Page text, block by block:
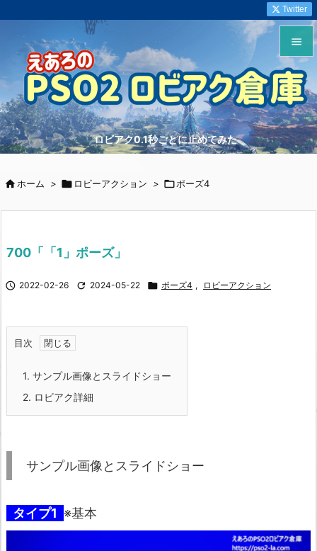
ロビアク0.1秒ごとに止めてみた


メニュ

サイド


Twitter
 ホーム >  ロビーアクション > ポーズ4
700「「1」ポーズ」
 2022-02-26  2024-05-22  ポーズ4 , ロビーアクション
目次
1. サンプル画像とスライドショー
2. ロビアク詳細
サンプル画像とスライドショー
タイプ1 ※基本